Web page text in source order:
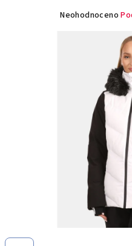
Průměrné
hvězdiček.
Neohodnoceno